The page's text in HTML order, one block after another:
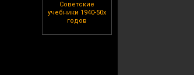
Советские
учебники 1940-50х
годов